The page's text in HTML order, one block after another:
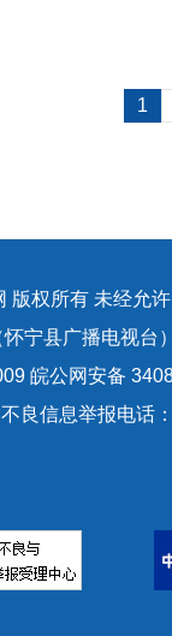
1
版权所有 未经允
宁县广播电视
皖公网安备
良信息举报电话